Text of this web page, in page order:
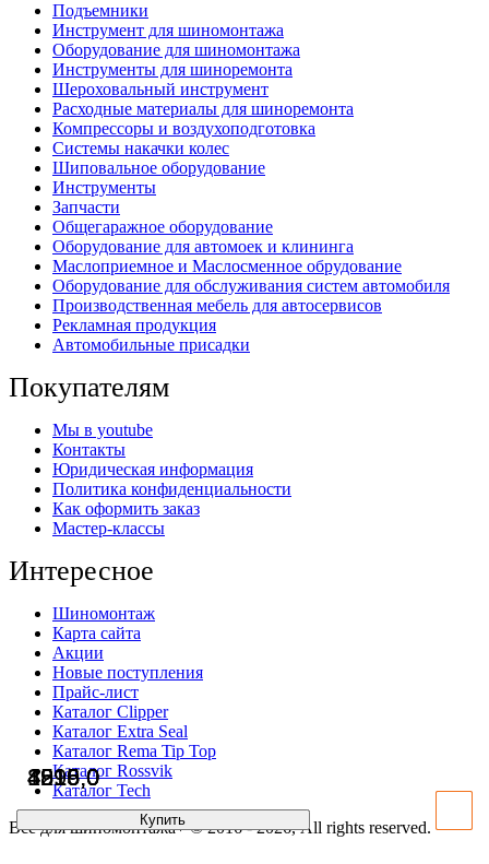
8815,0
Купить
1916,0
Купить
4599,0
Купить
4216,0
Купить
Подъемники
Инструмент для шиномонтажа
Оборудование для шиномонтажа
Инструменты для шиноремонта
Шероховальный инструмент
Расходные материалы для шиноремонта
Компрессоры и воздухоподготовка
Системы накачки колес
Шиповальное оборудование
Инструменты
Запчасти
Общегаражное оборудование
Оборудование для автомоек и клининга
Маслоприемное и Маслосменное обрудование
Оборудование для обслуживания систем автомобиля
Производственная мебель для автосервисов
Рекламная продукция
Автомобильные присадки
Покупателям
Мы в youtube
Контакты
Юридическая информация
Политика конфиденциальности
Как оформить заказ
Мастер-классы
Интересное
Шиномонтаж
Карта сайта
Акции
Новые поступления
Прайс-лист
Каталог Clipper
Каталог Extra Seal
Каталог Rema Tip Top
Каталог Rossvik
Каталог Tech
Всё для шиномонтажа+ © 2016 - 2026, All rights reserved.